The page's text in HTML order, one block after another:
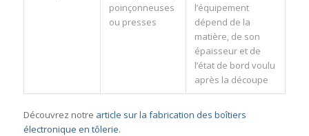
poinçonneuses
ou presses
l’équipement
dépend de la
matière, de son
épaisseur et de
l’état de bord voulu
après la découpe
Découvrez notre article sur la fabrication des boîtiers
électronique en tôlerie.